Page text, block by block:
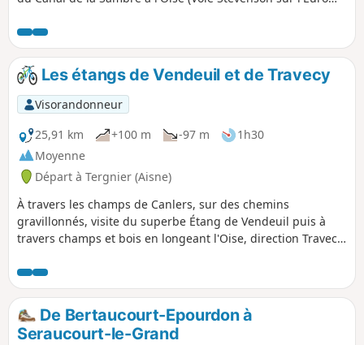
Déco présent dans les villages. Possibilité de visite d'un
musée, la Maison de Marie-Jeanne, à découvrir absolument,
véritable cerise sur le gâteau de ce parcours.
Les étangs de Vendeuil et de Travecy
Visorandonneur
25,91 km
+100 m -97 m
1h30
Moyenne
Départ à Tergnier (Aisne)
À travers les champs de Canlers, sur des chemins
gravillonnés, visite du superbe Étang de Vendeuil puis à
travers champs et bois en longeant l'Oise, direction Travecy
champs de Canlers en utilisant un autre parcours qu'à
l'aller.
De Bertaucourt-Epourdon à
Seraucourt-le-Grand